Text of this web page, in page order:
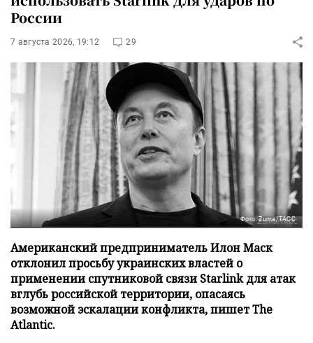
России
7 августа 2026, 19:12 29
Фото: Zuma/ТАСС
Американский предприниматель Илон Маск
отклонил просьбу украинских властей о
применении спутниковой связи Starlink для атак
вглубь российской территории, опасаясь
возможной эскалации конфликта, пишет The
Atlantic.